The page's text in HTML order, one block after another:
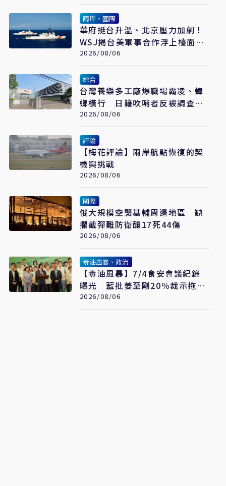
兩岸、國際
華府挺台升溫、北京壓力加劇！
WSJ揭台美軍事合作浮上檯面
翁履中：台灣更要算清安全成本
2026/08/06
綜合
台灣養樂多工廠爆職場霸凌、蟑
螂橫行 日籍吹哨者反被調查罹
憂鬱症
2026/08/06
評論
【梅花評論】兩岸航點恢復的契
機與挑戰
2026/08/06
國際
俄大規模空襲基輔周邊地區 缺
攔截彈難防衛釀17死44傷
2026/08/06
毒油風暴、政治
【毒油風暴】7/4食安會議紀錄
曝光 藍批姜至剛20％裁示拖月
餘才認帳「賴清德是最大破口」
2026/08/06